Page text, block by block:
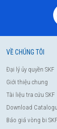
VỀ CHÚNG TÔI
Đại lý ủy quyền SKF
Giới thiệu chung
Tài liệu tra cứu SKF
Download
Báo giá vòng bi